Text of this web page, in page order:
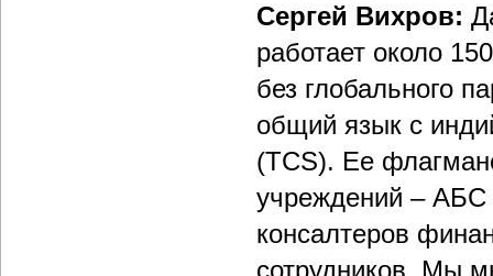
Сергей Вихров:
работает около
без глобального
общий язык с
(TCS). Ее
учреждений – АБС
консалтеров
сотрудников. Мы